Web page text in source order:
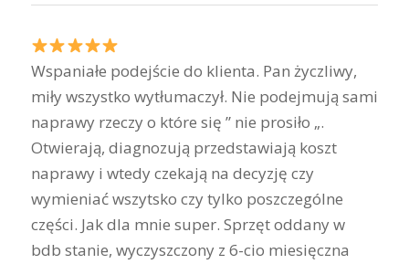
Wspaniałe podejście do klienta. Pan życzliwy,
miły wszystko wytłumaczył. Nie podejmują sami
naprawy rzeczy o które się ” nie prosiło „.
Otwierają, diagnozują przedstawiają koszt
naprawy i wtedy czekają na decyzję czy
wymieniać wszytsko czy tylko poszczególne
części. Jak dla mnie super. Sprzęt oddany w
bdb stanie, wyczyszczony z 6-cio miesięczna